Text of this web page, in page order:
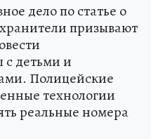
дело по статье о
призывают
с детьми и
Полицейские
технологии
реальные номера